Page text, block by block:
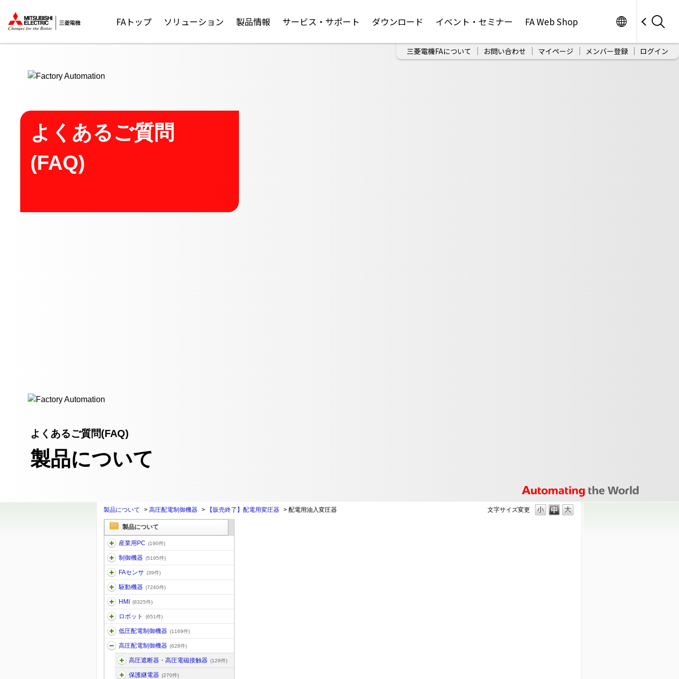
FAトップ ソリューション 製品情報 サービス・サポート ダウンロード イベント・セミナー FA Web Shop
三菱電機FAについて お問い合わせ マイページ メンバー登録 ログイン
よくあるご質問
(FAQ)
よくあるご質問(FAQ)
製品について
文字サイズ変更
製品について > 高圧配電制御機器 > 【販売終了】配電用変圧器 > 配電用油入変圧器
製品について
産業用PC (190件)
制御機器 (5195件)
FAセンサ (39件)
駆動機器 (7240件)
HMI (8325件)
ロボット (651件)
低圧配電制御機器 (1169件)
高圧配電制御機器 (628件)
高圧遮断器・高圧電磁接触器 (129件)
保護継電器 (270件)